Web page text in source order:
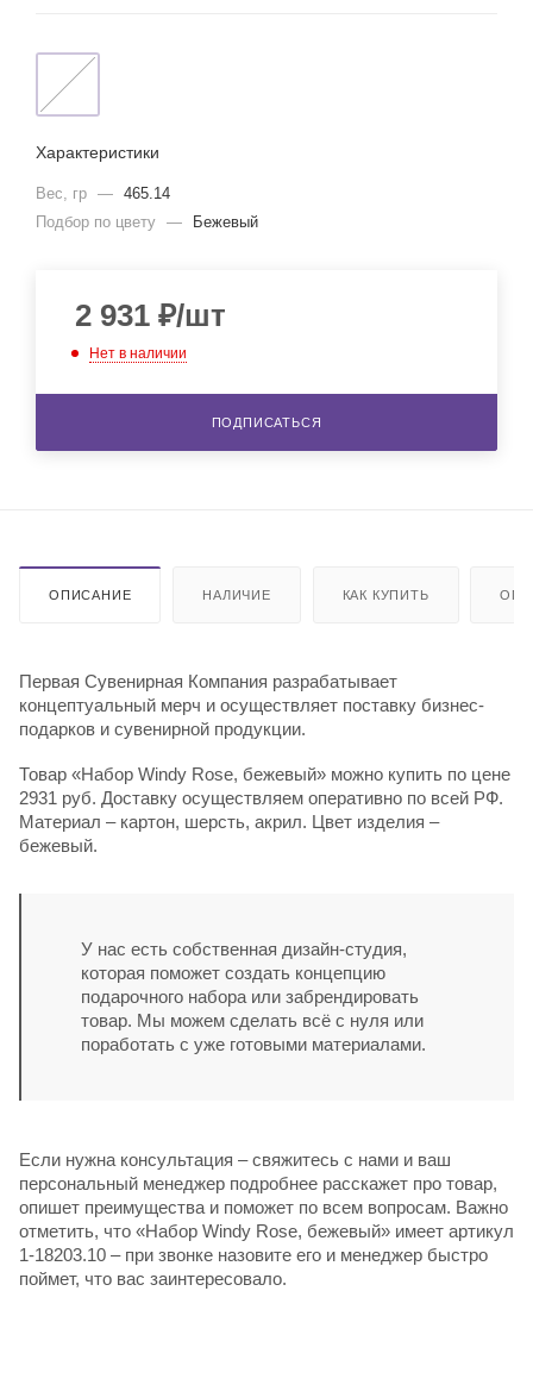
Характеристики
Вес, гр — 465.14
Подбор по цвету — Бежевый
2 931 ₽/шт
Нет в наличии
ПОДПИСАТЬСЯ
ОПИСАНИЕ НАЛИЧИЕ КАК КУПИТЬ
Первая Сувенирная Компания разрабатывает
концептуальный мерч и осуществляет поставку бизнес-
подарков и сувенирной продукции.
Товар «Набор Windy Rose, бежевый» можно купить по цене
2931 руб. Доставку осуществляем оперативно по всей РФ.
Материал – картон, шерсть, акрил. Цвет изделия –
бежевый.
У нас есть собственная дизайн-студия,
которая поможет создать концепцию
подарочного набора или забрендировать
товар. Мы можем сделать всё с нуля или
поработать с уже готовыми материалами.
Если нужна консультация – свяжитесь с нами и ваш
персональный менеджер подробнее расскажет про товар,
опишет преимущества и поможет по всем вопросам. Важно
отметить, что «Набор Windy Rose, бежевый» имеет артикул
1-18203.10 – при звонке назовите его и менеджер быстро
поймет, что вас заинтересовало.